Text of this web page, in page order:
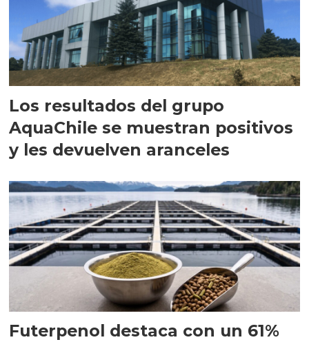
Los resultados del grupo
AquaChile se muestran positivos
y les devuelven aranceles
Futerpenol destaca con un 61%